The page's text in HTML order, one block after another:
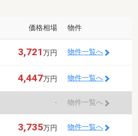
価格相場 物件
3,721万円 物件一覧へ
4,447万円 物件一覧へ
- 物件一覧へ
3,735万円 物件一覧へ